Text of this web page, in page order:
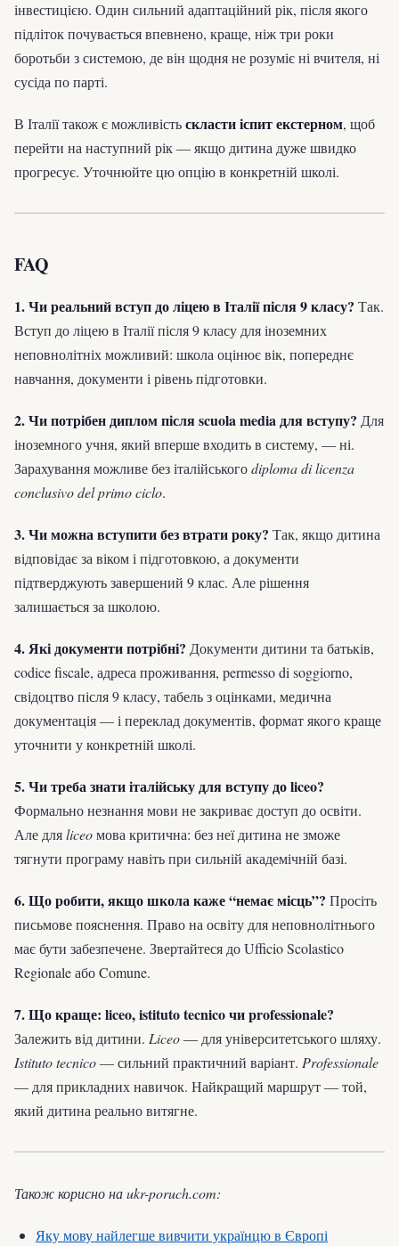
інвестицією. Один сильний адаптаційний рік, після якого
підліток почувається впевнено, краще, ніж три роки
боротьби з системою, де він щодня не розуміє ні вчителя, ні
сусіда по парті.
В Італії також є можливістьскласти іспит екстерном, щоб
перейти на наступний рік — якщо дитина дуже швидко
прогресує. Уточнюйте цю опцію в конкретній школі.
FAQ
1. Чи реальний вступ до ліцею в Італії після 9 класу? Так.
Вступ до ліцею в Італії після 9 класу для іноземних
неповнолітніх можливий: школа оцінює вік, попереднє
навчання, документи і рівень підготовки.
2. Чи потрібен диплом після scuola media для вступу? Для
іноземного учня, який вперше входить в систему, — ні.
Зарахування можливе без італійськогоdiploma di licenza
conclusivo del primo ciclo.
3. Чи можна вступити без втрати року? Так, якщо дитина
відповідає за віком і підготовкою, а документи
підтверджують завершений 9 клас. Але рішення
залишається за школою.
4. Які документи потрібні? Документи дитини та батьків,
codice fiscale, адреса проживання, permesso di soggiorno,
свідоцтво після 9 класу, табель з оцінками, медична
документація — і переклад документів, формат якого краще
уточнити у конкретній школі.
5. Чи треба знати італійську для вступу до liceo?
Формально незнання мови не закриває доступ до освіти.
Але дляliceoмова критична: без неї дитина не зможе
тягнути програму навіть при сильній академічній базі.
6. Що робити, якщо школа каже “немає місць”? Просіть
письмове пояснення. Право на освіту для неповнолітнього
має бути забезпечене. Звертайтеся до Ufficio Scolastico
Regionale або Comune.
7. Що краще: liceo, istituto tecnico чи professionale?
Залежить від дитини. Liceo— для університетського шляху.
Istituto tecnico— сильний практичний варіант. Professionale
— для прикладних навичок. Найкращий маршрут — той,
який дитина реально витягне.
Також корисно на ukr-poruch.com:
Яку мову найлегше вивчити українцю в Європі